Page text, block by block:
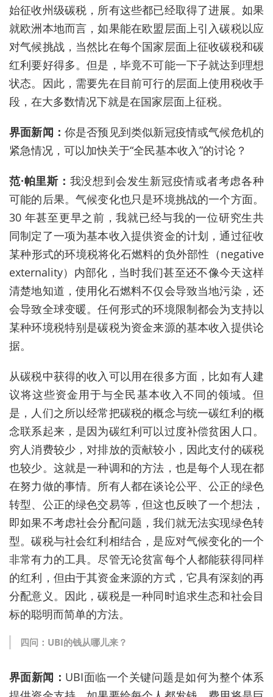
始征收州级碳税，所有这些都已经取得了进展。如果
就欧洲本地而言，如果能在欧盟层面上引入碳税以应
对气候挑战，当然比在每个国家层面上征收碳税和碳
红利要好得多。但是，毕竟不可能一下子就达到理想
状态。因此，需要先在目前可行的层面上使用税收手
段，在大多数情况下就是在国家层面上征税。
界面新闻： 你是否预见到类似新冠疫情或气候危机的
紧急情况，可以加快关于“全民基本收入”的讨论？
范·帕里斯： 我没想到会发生新冠疫情或者考虑各种
可能的后果。气候变化也只是环境挑战的一个方面。
30 年甚至更早之前，我就已经与我的一位研究生共
同制定了一项为基本收入提供资金的计划，通过征收
某种形式的环境税将化石燃料的负外部性（negative
externality）内部化，当时我们甚至还不像今天这样
清楚地知道，使用化石燃料不仅会导致当地污染，还
会导致全球变暖。任何形式的环境限制都会为支持以
某种环境税特别是碳税为资金来源的基本收入提供论
据。
从碳税中获得的收入可以用在很多方面，比如有人建
议将这些资金用于与全民基本收入不同的领域。但
是，人们之所以经常把碳税的概念与统一碳红利的概
念联系起来，是因为碳红利可以过度补偿贫困人口。
穷人消费较少，对排放的贡献较小，因此支付的碳税
也较少。这就是一种调和的方法，也是每个人现在都
在努力做的事情。所有人都在谈论公平、公正的绿色
转型、公正的绿色交易等，但这也反映了一个想法，
即如果不考虑社会分配问题，我们就无法实现绿色转
型。碳税与社会红利相结合，是应对气候变化的一个
非常有力的工具。尽管无论贫富每个人都能获得同样
的红利，但由于其资金来源的方式，它具有深刻的再
分配意义。因此，碳税是一种同时追求生态和社会目
标的聪明而简单的方法。
四问： UBI的钱从哪儿来？
界面新闻： UBI面临一个关键问题是如何为整个体系